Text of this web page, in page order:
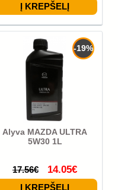
-19%
Alyva MAZDA ULTRA
5W30 1L
17.56€ 14.05€